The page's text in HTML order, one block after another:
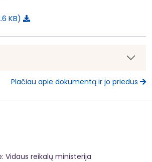
KB
Plačiau apie dokumentą ir jo priedus
Vidaus reikalų ministerija